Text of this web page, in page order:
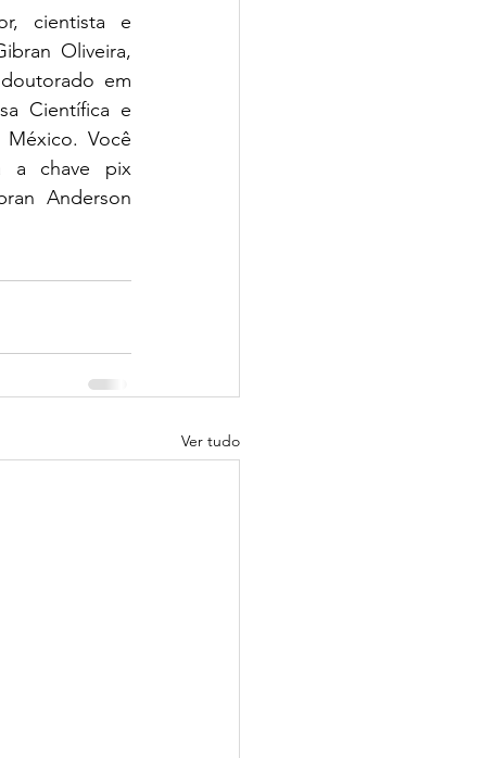
cientista e
Oliveira,
em
Científica e
México. Você
Anderson
Ver tudo